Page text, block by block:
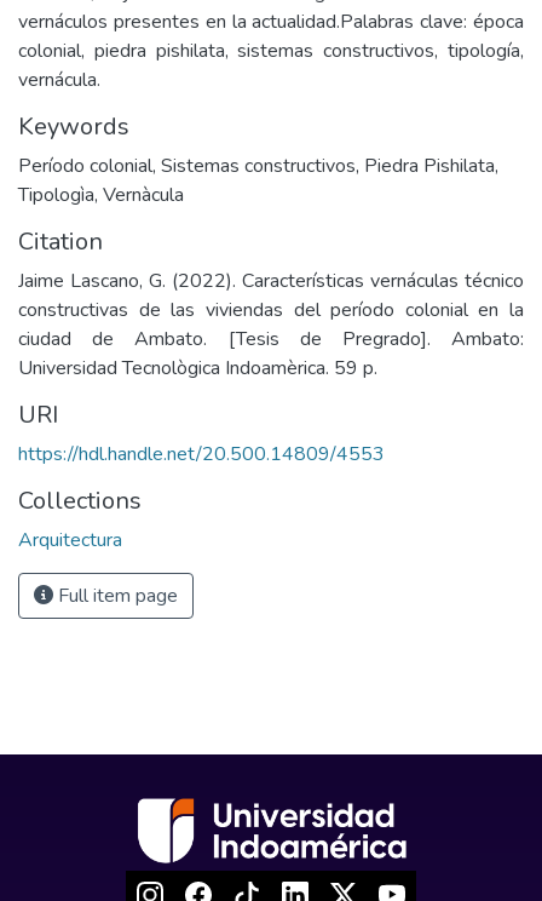
vernáculos presentes en la actualidad.Palabras clave: época
colonial, piedra pishilata, sistemas constructivos, tipología,
vernácula.
Keywords
Período colonial, Sistemas constructivos, Piedra Pishilata,
Tipologìa, Vernàcula
Citation
Jaime Lascano, G. (2022). Características vernáculas técnico
constructivas de las viviendas del período colonial en la
ciudad de Ambato. [Tesis de Pregrado]. Ambato:
Universidad Tecnològica Indoamèrica. 59 p.
URI
https://hdl.handle.net/20.500.14809/4553
Collections
Arquitectura
Full item page